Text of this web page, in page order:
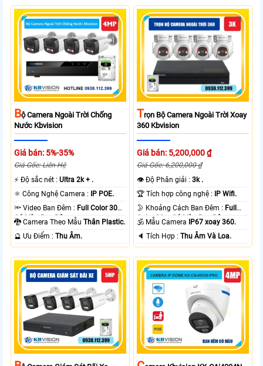
BỘ Camera Ngoài Trời Chống
Nước Kbvision
Giá bán: 5%-35%
Giá Gốc: Liên Hệ
️⚡ Độ sắc nét :Ultra 2k + .
⚛️ Công Nghệ Camera :
IP POE.
🔦 Video Ban Đêm : Full Color 30m
Có Màu Ban Ðêm.
🐉️ Camera Theo MẫuThân Plastic.
️🔮 Ưu Điểm :Thu Âm.
TRọn Bộ Camera Ngoài Trời Xoay
360 Kbvision
Giá bán: 5,200,000 ₫
Giá Gốc: 6,200,000 ₫
👁 Độ Phân giải :3k .
🏆 Tích hợp công nghệ :
IP Wifi.
🌛 Khoảng Cách Ban Đêm : Full
Color 30m Có Màu Ban Ðêm.
🕉️ Mẫu Camera
IP67 xoay 360.
️🔈 Tích Hợp :Thu Âm Và Loa.